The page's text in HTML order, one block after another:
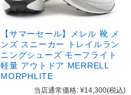
【サマーセール】メレル 靴 メ
ンズ スニーカー トレイルラン
ニングシューズ モーフライト
軽量 アウトドア MERRELL
MORPHLITE
当店通常価格: ¥14,300(税込)